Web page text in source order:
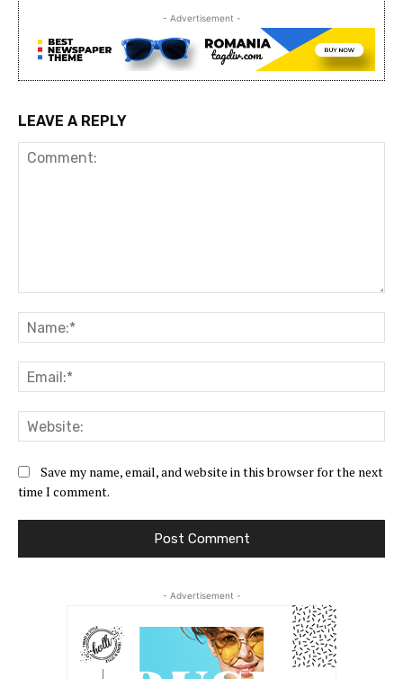
- Advertisement -
LEAVE A REPLY
Save my name, email, and website in this browser for the next
time I comment.
- Advertisement -